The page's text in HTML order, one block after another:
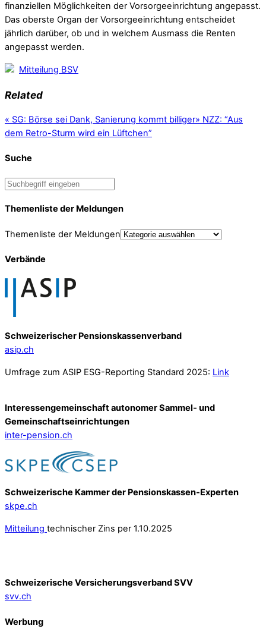
finanziellen Möglichkeiten der Vorsorgeeinrichtung angepasst.
Das oberste Organ der Vorsorgeeinrichtung entscheidet
jährlich darüber, ob und in welchem Ausmass die Renten
angepasst werden.
Mitteilung BSV
Related
« SG: Börse sei Dank, Sanierung kommt billiger» NZZ: “Aus
dem Retro-Sturm wird ein Lüftchen”
Suche
Themenliste der Meldungen
Themenliste der Meldungen
Verbände
Schweizerischer Pensionskassenverband
asip.ch
Umfrage zum ASIP ESG-Reporting Standard 2025: Link
Interessengemeinschaft autonomer Sammel- und
Gemeinschafts­einrichtungen
inter-pension.ch
Schweizerische Kammer der Pensionskassen-Experten
skpe.ch
Mitteilung technischer Zins per 1.10.2025
Schweizerische Versicherungsverband SVV
svv.ch
Werbung